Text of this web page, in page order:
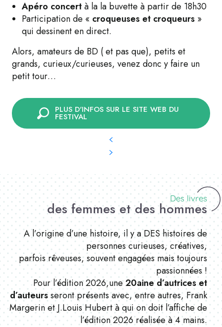
Apéro concertà la la buvette à partir de 18h30
Participation de « croqueuses et croqueurs »
qui dessinent en direct.
Alors, amateurs de BD ( et pas que), petits et
grands, curieux/curieuses, venez donc y faire un
petit tour…
PLUS D'INFOS SUR LE SITE WEB DU
FESTIVAL
Des livres
des femmes et des hommes
A l’origine d’une histoire, il y a DES histoires de
personnes curieuses, créatives,
parfois rêveuses, souvent engagées mais toujours
passionnées !
Pour l’édition 2026,une20aine d’autrices et
d’auteursseront présents avec, entre autres, Frank
Margerin et J.Louis Hubert à qui on doit l’affiche de
l’édition 2026 réalisée à 4 mains.